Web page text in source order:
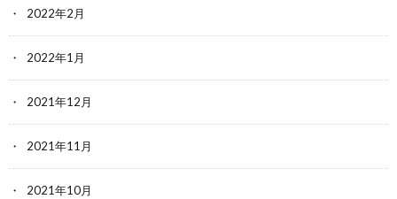
2022年2月
2022年1月
2021年12月
2021年11月
2021年10月